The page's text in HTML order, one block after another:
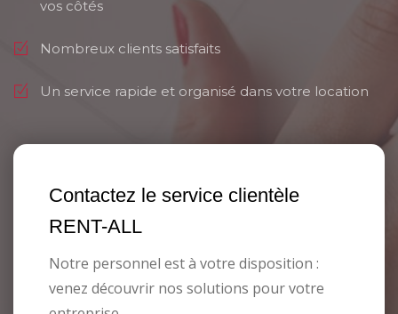
vos côtés
Nombreux clients satisfaits
Un service rapide et organisé dans votre location
Contactez le service clientèle
RENT-ALL
Notre personnel est à votre disposition :
venez découvrir nos solutions pour votre